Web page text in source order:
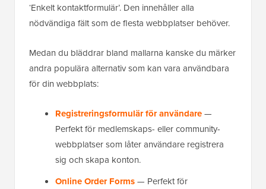
‘Enkelt kontaktformulär’. Den innehåller alla
nödvändiga fält som de flesta webbplatser behöver.
Medan du bläddrar bland mallarna kanske du märker
andra populära alternativ som kan vara användbara
för din webbplats:
Registreringsformulär för användare—
Perfekt för medlemskaps- eller community-
webbplatser som låter användare registrera
sig och skapa konton.
Online Order Forms— Perfekt för